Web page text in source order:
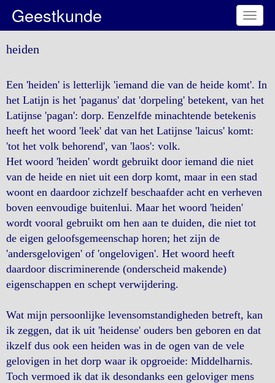
Toggle
Geestkunde
heiden
Een 'heiden' is letterlijk 'iemand die van de heide komt'. In
het Latijn is het 'paganus' dat 'dorpeling' betekent, van het
Latijnse 'pagan': dorp. Eenzelfde minachtende betekenis
heeft het woord 'leek' dat van het Latijnse 'laicus' komt:
'tot het volk behorend', van 'laos': volk.
Het woord 'heiden' wordt gebruikt door iemand die niet
van de heide en niet uit een dorp komt, maar in een stad
woont en daardoor zichzelf beschaafder acht en verheven
boven eenvoudige buitenlui. Maar het woord 'heiden'
wordt vooral gebruikt om hen aan te duiden, die niet tot
de eigen geloofsgemeenschap horen; het zijn de
'andersgelovigen' of 'ongelovigen'. Het woord heeft
daardoor discriminerende (onderscheid makende)
eigenschappen en schept verwijdering.
Wat mijn persoonlijke levensomstandigheden betreft, kan
ik zeggen, dat ik uit 'heidense' ouders ben geboren en dat
ikzelf dus ook een heiden was in de ogen van de vele
gelovigen in het dorp waar ik opgroeide: Middelharnis.
Toch vermoed ik dat ik desondanks een geloviger mens